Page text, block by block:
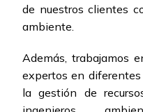
de nuestros clientes
ambiente.
Además, trabajamos
expertos en
la gestión de